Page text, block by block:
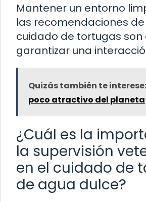
Mantener un entorno
las recomendaciones
cuidado de tortugas son
garantizar una
Quizás también te interese:
poco atractivo del planeta
¿Cuál es la
la supervisión
en el cuidado de
de agua dulce?